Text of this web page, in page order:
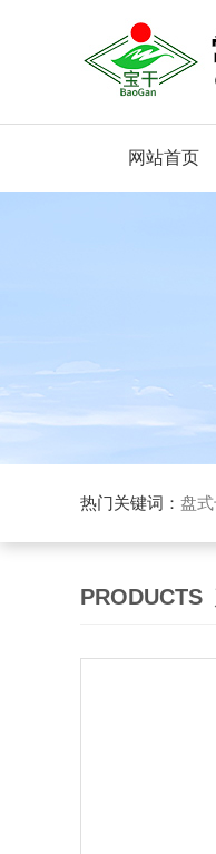
网站首页
热门关键词： 盘
PRODUCTS